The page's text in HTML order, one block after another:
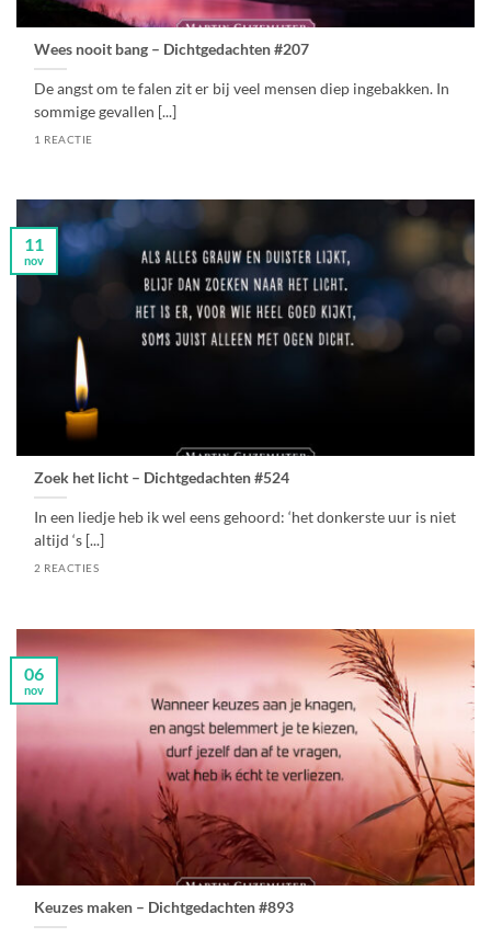
Wees nooit bang – Dichtgedachten #207
De angst om te falen zit er bij veel mensen diep ingebakken. In
sommige gevallen [...]
1 REACTIE
Zoek het licht – Dichtgedachten #524
In een liedje heb ik wel eens gehoord: ‘het donkerste uur is niet
altijd ‘s [...]
2 REACTIES
11
nov
Keuzes maken – Dichtgedachten #893
06
nov